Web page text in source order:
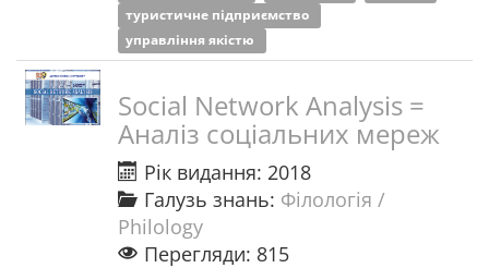
туристичне підприємство
управління якістю
Social Network Analysis =
Аналіз соціальних мереж
Рік видання: 2018
Галузь знань: Філологія /
Philology
Перегляди: 815